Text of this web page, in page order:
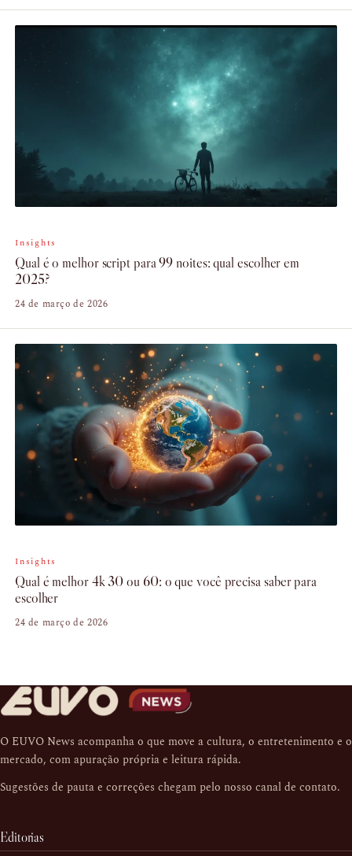
Insights
Qual é o melhor script para 99 noites: qual escolher em
2025?
24 de março de 2026
Insights
Qual é melhor 4k 30 ou 60: o que você precisa saber para
escolher
24 de março de 2026
O EUVO News acompanha o que move a cultura, o entretenimento e o
mercado, com apuração própria e leitura rápida.
Sugestões de pauta e correções chegam pelo nosso canal de contato.
Editorias